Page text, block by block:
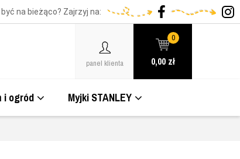
na bieżąco? Zajrzyj na:
panel klienta
0
0,00 zł
i ogród Myjki STANLEY